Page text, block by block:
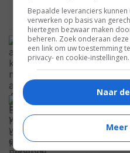
FEATURED
Hij heeft al 8
Baldwin
negende
CELEBRITY
Bepaalde leveranciers
verwerken op basis van
hiertegen bezwaar maken
beheren. Zoek onderaan
een link om uw toestemming
privacy- en cookie-instellingen.
Naar